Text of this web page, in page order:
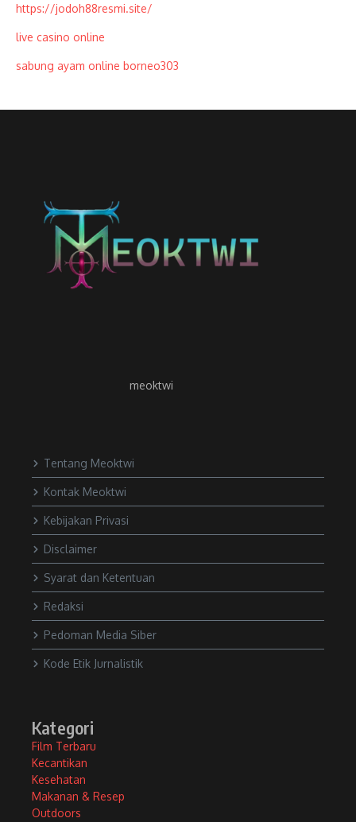
https://jodoh88resmi.site/
live casino online
sabung ayam online borneo303
meoktwi
Tentang Meoktwi
Kontak Meoktwi
Kebijakan Privasi
Disclaimer
Syarat dan Ketentuan
Redaksi
Pedoman Media Siber
Kode Etik Jurnalistik
Kategori
Film Terbaru
Kecantikan
Kesehatan
Makanan & Resep
Outdoors